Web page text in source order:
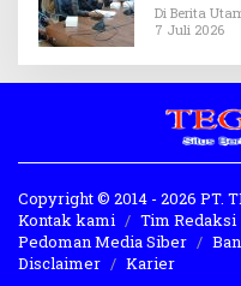
Di Berita
7 Juli 2026
Copyright © 2014 - 2026 PT.
Kontak kami
Tim Redaksi
Pedoman Media Siber
Disclaimer
Karier